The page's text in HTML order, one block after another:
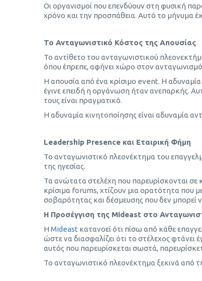
Οι οργανισμοί που επενδύουν στη φυσική
χρόνο και την προσπάθεια. Αυτό το μήνυμα
Το Ανταγωνιστικό Κόστος της Απουσίας
Το αντίθετο του ανταγωνιστικού
όπου έπρεπε, αφήνει χώρο στον
Η απουσία από ένα κρίσιμο event. Η
έγινε επειδή η οργάνωση ήταν ανεπαρκής.
τους είναι πραγματικό.
Η αδυναμία κινητοποίησης είναι αδυναμία
Leadership Presence και Εταιρική Φήμη
Το ανταγωνιστικό πλεονέκτημα του
της ηγεσίας.
Τα ανώτατα στελέχη που παρευρίσκονται σε
κρίσιμα forums, χτίζουν μια ορατότητα που
σοβαρότητας και δέσμευσης που δεν μπορεί
Η Προσέγγιση της Mideast στο
Η Mideast κατανοεί ότι πίσω από κάθε
ώστε να διασφαλίζει ότι το στέλεχος φτάνει
αυτός που παρευρίσκεται σωστά,
Το ανταγωνιστικό πλεονέκτημα ξεκινά από